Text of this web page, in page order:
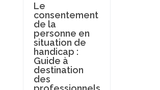
Le
consentement
de la
personne en
situation de
handicap :
Guide à
destination
des